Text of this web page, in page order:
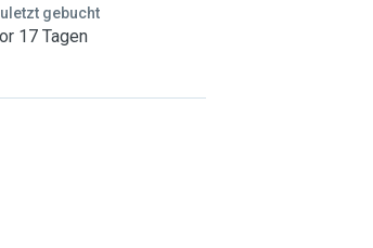
gebucht
17 Tagen